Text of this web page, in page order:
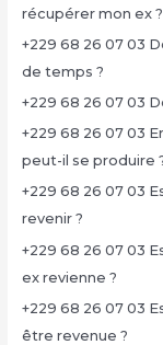
récupérer mon ex ?
+229 68 26 07 03
de temps ?
+229 68 26 07 03
+229 68 26 07 03
peut-il se produire
+229 68 26 07 03
revenir ?
+229 68 26 07 03
ex revienne ?
+229 68 26 07 03
être revenue ?